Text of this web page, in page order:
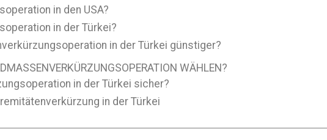
in den USA?
in der Türkei?
in der Türkei günstiger?
WÄHLEN?
in der Türkei sicher?
in der Türkei